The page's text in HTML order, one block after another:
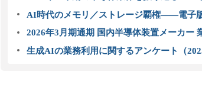
AI時代のメモリ／ストレージ覇権――電子
2026年3月期通期 国内半導体装置メーカー
生成AIの業務利用に関するアンケート（